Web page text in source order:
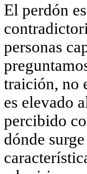
El perdón
personas
traición, no
es elevado
percibido
dónde